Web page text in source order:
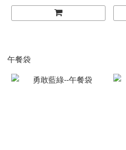
午餐袋